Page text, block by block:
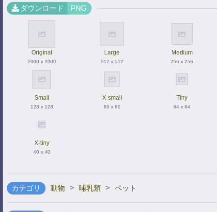
ダウンロード PNG
Original
2000 x 2000
Large
512 x 512
Medium
256 x 256
Small
128 x 128
X-small
80 x 80
Tiny
64 x 64
X-tiny
40 x 40
カテゴリ 動物 > 哺乳類 > ペット